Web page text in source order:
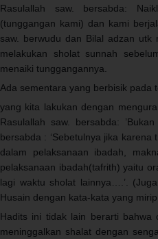
Rasulallah saw. bersabda:
(tunggangan kami) dan kami
saw. berwudu dan Bilal adzan utk
melakukan sholat sunnah
menaiki tunggangannya.
Ada sementara yang berbisik pada
yang kita lakukan dengan
Rasulallah saw. bersabda:
bersabda : ‘Sebetulnya jika
dalam pelaksanaan ibadah,
pelaksanaan ibadah(tafrith) yaitu
lagi waktu sholat lainnya….’.
Husain dengan kata-kata yang
Hadits ini tidak lain berarti bahwa
meninggalkan shalat dengan